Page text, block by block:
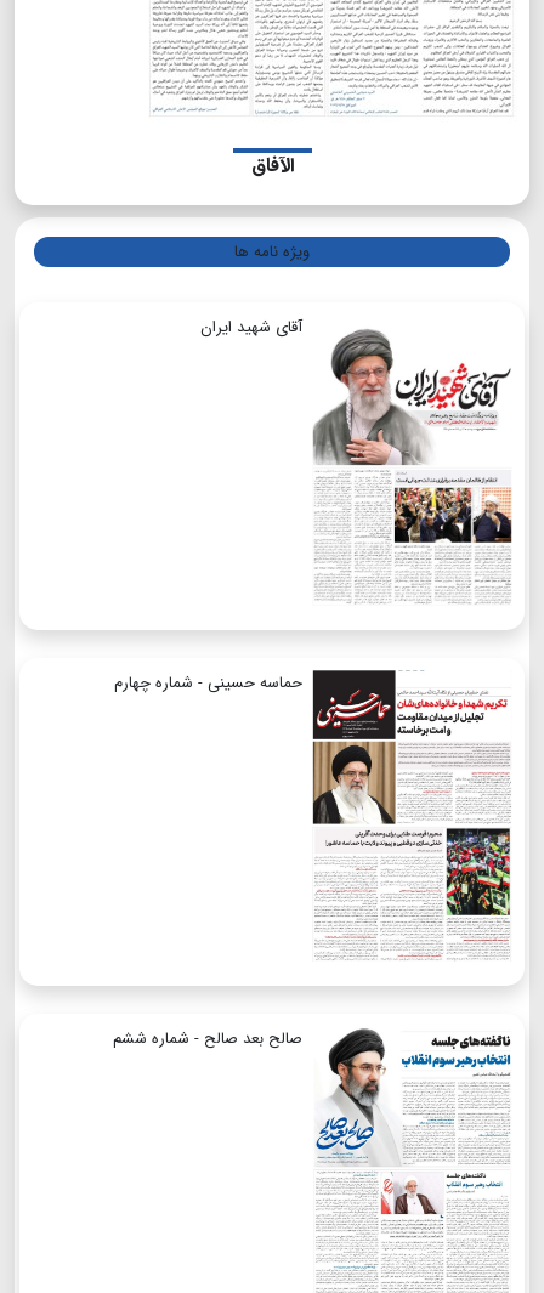
الآفاق
ویژه نامه ها
آقای شهید ایران
حماسه حسینی - شماره چهارم
صالح بعد صالح - شماره ششم